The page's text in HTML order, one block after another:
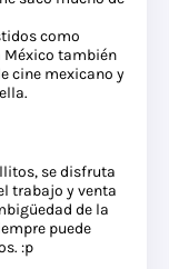
como
México también
cine mexicano y
se disfruta
trabajo y venta
de la
puede
:p